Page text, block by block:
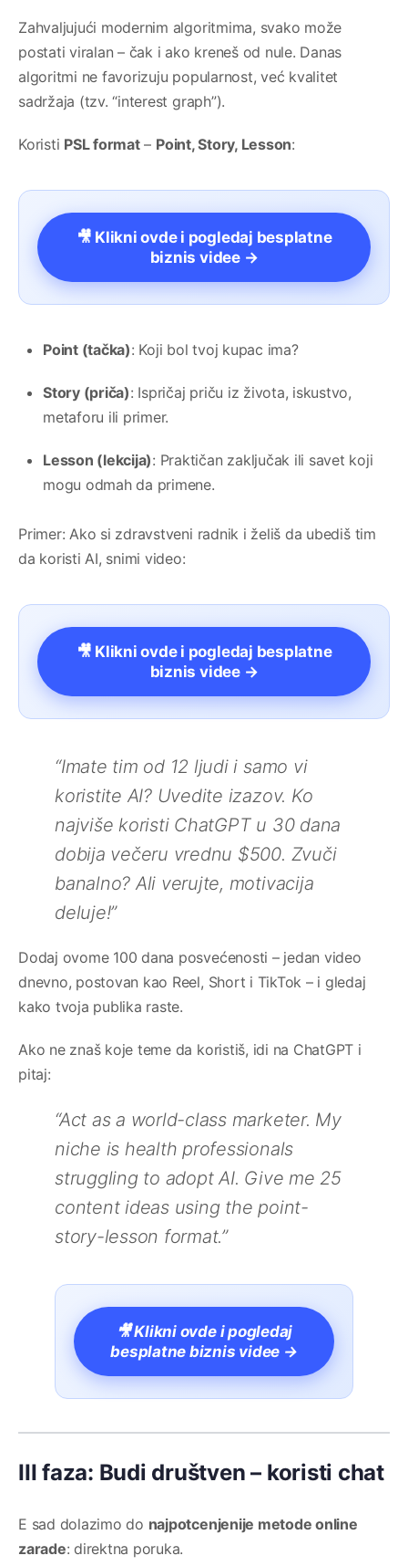
Zahvaljujući modernim algoritmima, svako može
postati viralan – čak i ako kreneš od nule. Danas
algoritmi ne favorizuju popularnost, već kvalitet
sadržaja (tzv. “interest graph”).
Koristi PSL format– Point, Story, Lesson:
🎥 Klikni ovde i pogledaj besplatne
biznis videe →
Point (tačka): Koji bol tvoj kupac ima?
Story (priča): Ispričaj priču iz života, iskustvo,
metaforu ili primer.
Lesson (lekcija): Praktičan zaključak ili savet koji
mogu odmah da primene.
Primer: Ako si zdravstveni radnik i želiš da ubediš tim
da koristi AI, snimi video:
🎥 Klikni ovde i pogledaj besplatne
biznis videe →
“Imate tim od 12 ljudi i samo vi
koristite AI? Uvedite izazov. Ko
najviše koristi ChatGPT u 30 dana
dobija večeru vrednu $500. Zvuči
banalno? Ali verujte, motivacija
deluje!”
Dodaj ovome 100 dana posvećenosti – jedan video
dnevno, postovan kao Reel, Short i TikTok – i gledaj
kako tvoja publika raste.
Ako ne znaš koje teme da koristiš, idi na ChatGPT i
pitaj:
“Act as a world-class marketer. My
niche is health professionals
struggling to adopt AI. Give me 25
content ideas using the point-
story-lesson format.”
🎥 Klikni ovde i pogledaj
besplatne biznis videe →
III faza: Budi društven – koristi chat
E sad dolazimo do najpotcenjenije metode online
zarade: direktna poruka.